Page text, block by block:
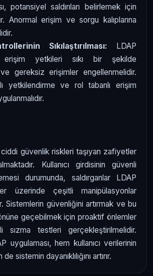
potansiyel saldırıları belirlemek için
Anormal erişim ve sorgu kalıplarına
Sıkılaştırılması: LDAP
erişim yetkileri sıkı bir şekilde
ve gereksiz erişimler engellenmelidir.
yetkilendirme ve rol tabanlı erişim
güvenlik riskleri taşıyan zafiyetler
Kullanıcı girdisinin güvenli
durumunda, saldırganlar LDAP
üzerinde çeşitli manipülasyonlar
Sistemlerin güvenliğini artırmak ve bu
geçebilmek için proaktif önlemler
sızma testleri gerçekleştirilmelidir.
uygulaması, hem kullanıcı verilerinin
sistemin dayanıklılığını artırır.